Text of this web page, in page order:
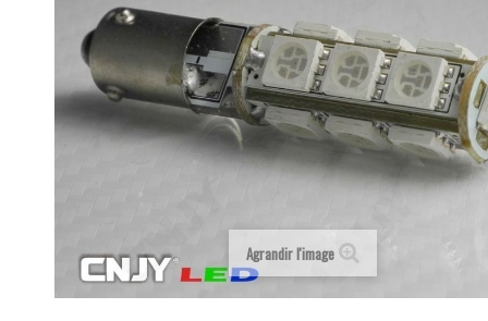
Agrandir l'image